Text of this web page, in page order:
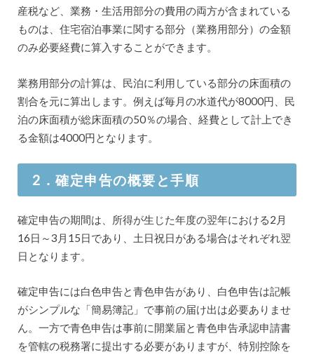
産税など、業務・生活用部分の費用の両方が含まれている
ものは、住宅宿泊事業に関する部分（業務用部分）の金額
のみ必要経費に算入することができます。
業務用部分の計算は、民泊に利用している部分の床面積の
割合を元に算出します。例えば毎月の水道代が8000円、民
泊の床面積が総床面積の50％の場合、経費として計上でき
る金額は4000円となります。
2．確定申告の概要と手順
確定申告の期間は、所得が生じた年度の翌年における2月
16日～3月15日であり、土日祝日がある場合はそれぞれ翌
日となります。
確定申告には白色申告と青色申告があり、白色申告は記帳
がシンプルな「簡易簿記」で事前の届け出は必要ありませ
ん。一方で青色申告は事前に開業届と青色申告承認申請書
を管轄の税務署に提出する必要がありますが、特別控除を